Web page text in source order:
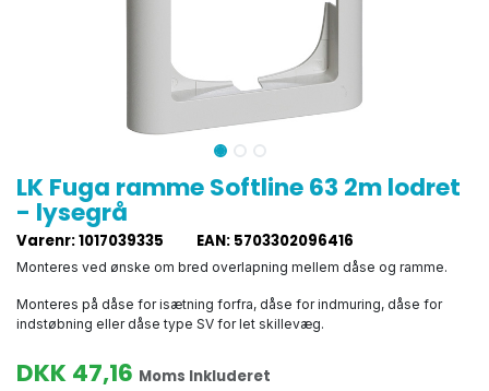
LK Fuga ramme Softline 63 2m lodret
- lysegrå
Varenr:1017039335 EAN: 5703302096416
Monteres ved ønske om bred overlapning mellem dåse og ramme.
Monteres på dåse for isætning forfra, dåse for indmuring, dåse for
indstøbning eller dåse type SV for let skillevæg.
DKK47,16 Moms Inkluderet